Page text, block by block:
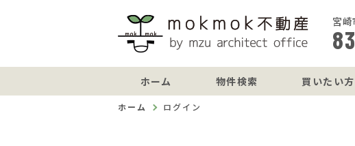
宮
ホーム 物件検索 買いたい方
ホーム ログイン